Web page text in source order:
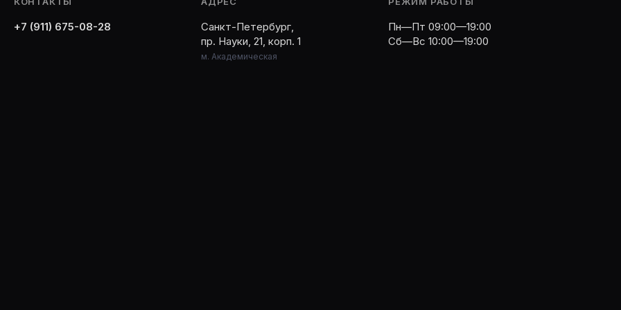
+7 (911) 675-08-28
Санкт-Петербург,
пр. Науки, 21, корп. 1
м. Академическая
Пн—Пт 09:00—19:00
Сб—Вс 10:00—19:00